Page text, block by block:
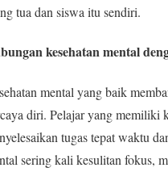
tua dan siswa itu sendiri.
kesehatan mental
mental yang baik
diri. Pelajar yang memiliki
tugas tepat waktu
sering kali kesulitan fokus,